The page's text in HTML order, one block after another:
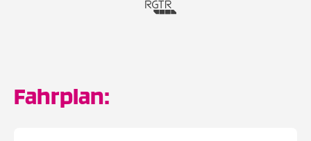
Fahrplan: